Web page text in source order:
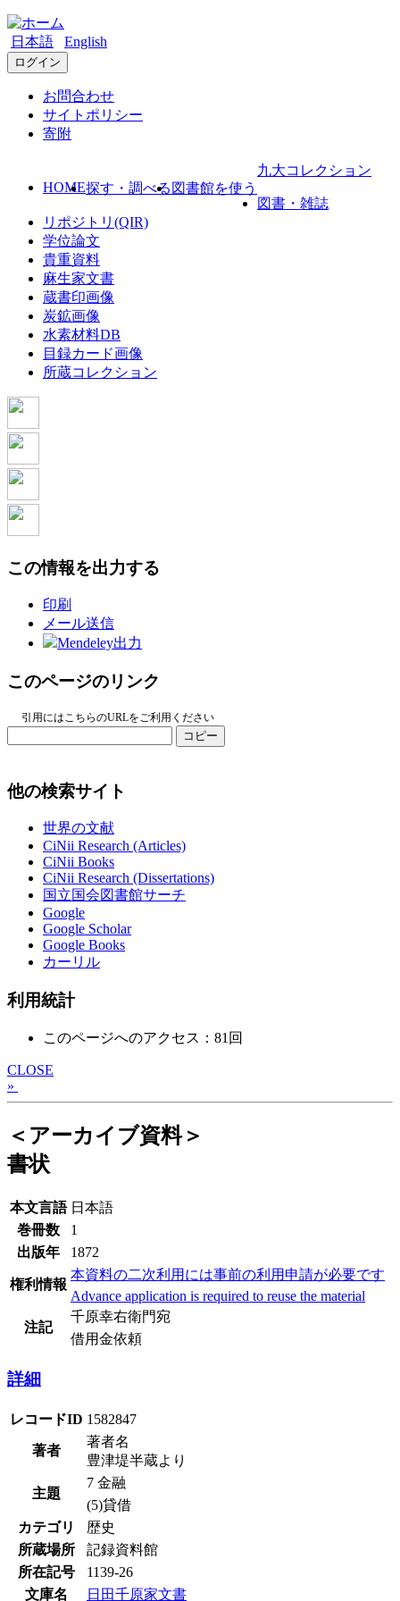
日本語 English
ログイン
お問合わせ
サイトポリシー
寄附
HOME探す・調べる 図書館を使う
九大コレクション
図書・雑誌
リポジトリ(QIR)
学位論文
貴重資料
麻生家文書
蔵書印画像
炭鉱画像
水素材料DB
目録カード画像
所蔵コレクション
この情報を出力する
印刷
メール送信
Mendeley出力
このページのリンク
引用にはこちらのURLをご利用ください
コピー
他の検索サイト
世界の文献
CiNii Research (Articles)
CiNii Books
CiNii Research (Dissertations)
国立国会図書館サーチ
Google
Google Scholar
Google Books
カーリル
利用統計
このページへのアクセス：81回
CLOSE
»
＜アーカイブ資料＞
書状
本文言語 日本語
巻冊数
1
出版年
1872
権利情報
本資料の二次利用には事前の利用申請が必要です
Advance application is required to reuse the material
注記
千原幸右衛門宛
借用金依頼
詳細
レコードID 1582847
著者
著者名
豊津堤半蔵より
主題
7 金融
(5)貸借
カテゴリ
歴史
所蔵場所
記録資料館
所在記号
1139-26
文庫名
日田千原家文書